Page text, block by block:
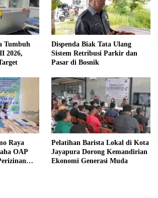
Tumbuh
2026,
Dispenda Biak Tata Ulang
Sistem Retribusi Parkir dan
Pasar di Bosnik
Raya
OAP
Pelatihan Barista Lokal di Kota
Jayapura Dorong Kemandirian
Ekonomi Generasi Muda